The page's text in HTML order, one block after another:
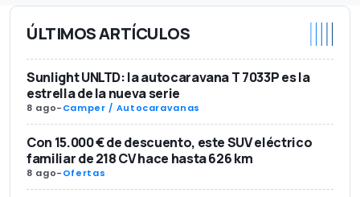
ÚLTIMOS ARTÍCULOS
Sunlight UNLTD: la autocaravana T 7033P es la
estrella de la nueva serie
8 ago-Camper / Autocaravanas
Con 15.000 € de descuento, este SUV eléctrico
familiar de 218 CV hace hasta 626 km
8 ago-Ofertas